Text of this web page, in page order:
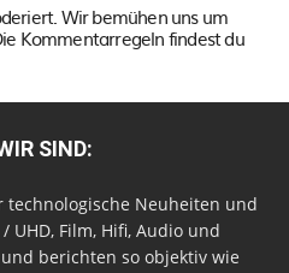
Wir bemühen uns um
Kommentarregeln findest du
SIND:
Neuheiten und
UHD, Film, Hifi, Audio und
berichten so objektiv wie